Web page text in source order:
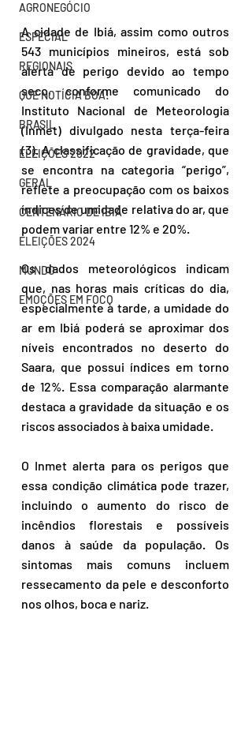
AGRONEGÓCIO
ESPECIAL
REGIONAIS
QUE NOTÍCIA BOA!
BRASIL
ELEIÇÕES 2022
GERAL
CENTENÁRIO DE IBIÁ
ELEIÇÕES 2024
MUNDO
EMOÇÕES EM FOCO
A cidade de Ibiá, assim como outros
543 municípios mineiros, está sob
alerta de perigo devido ao tempo
seco, conforme comunicado do
Instituto Nacional de Meteorologia
(Inmet) divulgado nesta terça-feira
(3). A classificação de gravidade, que
se encontra na categoria “perigo”,
reflete a preocupação com os baixos
índices de umidade relativa do ar, que
podem variar entre 12% e 20%.
Os dados meteorológicos indicam
que, nas horas mais críticas do dia,
especialmente à tarde, a umidade do
ar em Ibiá poderá se aproximar dos
níveis encontrados no deserto do
Saara, que possui índices em torno
de 12%. Essa comparação alarmante
destaca a gravidade da situação e os
riscos associados à baixa umidade.
O Inmet alerta para os perigos que
essa condição climática pode trazer,
incluindo o aumento do risco de
incêndios florestais e possíveis
danos à saúde da população. Os
sintomas mais comuns incluem
ressecamento da pele e desconforto
nos olhos, boca e nariz.